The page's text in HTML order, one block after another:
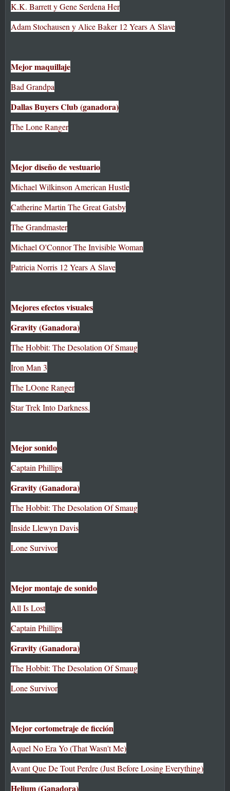
K.K. Barrett y Gene Serdena Her
Adam Stochausen y Alice Baker 12 Years A Slave
Mejor maquillaje
Bad Grandpa
Dallas Buyers Club (ganadora)
The Lone Ranger
Mejor diseño de vestuario
Michael Wilkinson American Hustle
Catherine Martin The Great Gatsby
The Grandmaster
Michael O'Connor The Invisible Woman
Patricia Norris 12 Years A Slave
Mejores efectos visuales
Gravity (Ganadora)
The Hobbit: The Desolation Of Smaug
Iron Man 3
The LOone Ranger
Star Trek Into Darkness.
Mejor sonido
Captain Phillips
Gravity (Ganadora)
The Hobbit: The Desolation Of Smaug
Inside Llewyn Davis
Lone Survivor
Mejor montaje de sonido
All Is Lost
Captain Phillips
Gravity (Ganadora)
The Hobbit: The Desolation Of Smaug
Lone Survivor
Mejor cortometraje de ficción
Aquel No Era Yo (That Wasn't Me)
Avant Que De Tout Perdre (Just Before Losing Everything)
Helium (Ganadora)